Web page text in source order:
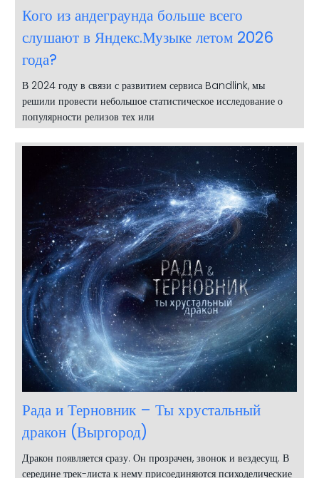
Кого из андеграунда больше всего
слушают в Яндекс.Музыке летом 2026
года?
В 2024 году в связи с развитием сервиса Bandlink, мы
решили провести небольшое статистическое исследование о
популярности релизов тех или
Рада и Терновник – Ты хрустальный
дракон (Выргород)
Дракон появляется сразу. Он прозрачен, звонок и вездесущ. В
середине трек-листа к нему присоединяются психоделические